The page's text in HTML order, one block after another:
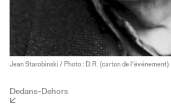
Jean Starobinski / Photo : D.R. (carton de l’événement)
Dedans-Dehors